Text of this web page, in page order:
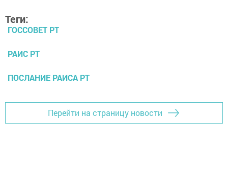
Теги:
ГОССОВЕТ РТ
РАИС РТ
ПОСЛАНИЕ РАИСА РТ
Перейти на страницу новости